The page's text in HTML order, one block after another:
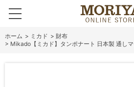
ホーム > ミカド > 財布
> Mikado【ミカド】タンポナート 日本製 通し